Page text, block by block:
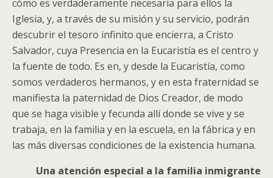
cómo es verdaderamente necesaria para ellos la
Iglesia, y, a través de su misión y su servicio, podrán
descubrir el tesoro infinito que encierra, a Cristo
Salvador, cuya Presencia en la Eucaristía es el centro y
la fuente de todo. Es en, y desde la Eucaristía, como
somos verdaderos hermanos, y en esta fraternidad se
manifiesta la paternidad de Dios Creador, de modo
que se haga visible y fecunda allí donde se vive y se
trabaja, en la familia y en la escuela, en la fábrica y en
las más diversas condiciones de la existencia humana.
Una atención especial a la familia inmigrante